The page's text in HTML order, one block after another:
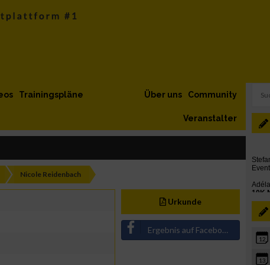
Trainingspläne Community
Über uns
Veranstalter
Nicole Reidenbach
Urkunde
Ergebnis auf Facebook teilen
12
13